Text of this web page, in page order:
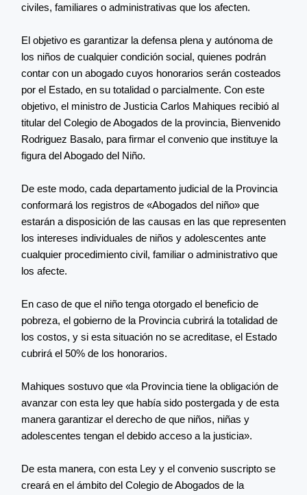
civiles, familiares o administrativas que los afecten.
El objetivo es garantizar la defensa plena y autónoma de
los niños de cualquier condición social, quienes podrán
contar con un abogado cuyos honorarios serán costeados
por el Estado, en su totalidad o parcialmente. Con este
objetivo, el ministro de Justicia Carlos Mahiques recibió al
titular del Colegio de Abogados de la provincia, Bienvenido
Rodriguez Basalo, para firmar el convenio que instituye la
figura del Abogado del Niño.
De este modo, cada departamento judicial de la Provincia
conformará los registros de «Abogados del niño» que
estarán a disposición de las causas en las que representen
los intereses individuales de niños y adolescentes ante
cualquier procedimiento civil, familiar o administrativo que
los afecte.
En caso de que el niño tenga otorgado el beneficio de
pobreza, el gobierno de la Provincia cubrirá la totalidad de
los costos, y si esta situación no se acreditase, el Estado
cubrirá el 50% de los honorarios.
Mahiques sostuvo que «la Provincia tiene la obligación de
avanzar con esta ley que había sido postergada y de esta
manera garantizar el derecho de que niños, niñas y
adolescentes tengan el debido acceso a la justicia».
De esta manera, con esta Ley y el convenio suscripto se
creará en el ámbito del Colegio de Abogados de la